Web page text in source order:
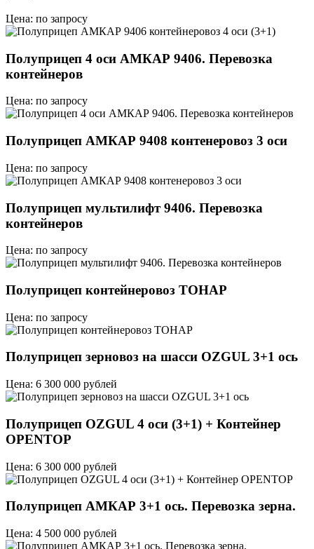
Цена: по запросу
Полуприцеп 4 оси АМКАР 9406. Перевозка
контейнеров
Цена: по запросу
Полуприцеп АМКАР 9408 контенеровоз 3 оси
Цена: по запросу
Полуприцеп мультилифт 9406. Перевозка
контейнеров
Цена: по запросу
Полуприцеп контейнеровоз ТОНАР
Цена: по запросу
Полуприцеп зерновоз на шасси OZGUL 3+1 ось
Цена: 6 300 000 рублей
Полуприцеп OZGUL 4 оси (3+1) + Контейнер
OPENTOP
Цена: 6 300 000 рублей
Полуприцеп АМКАР 3+1 ось. Перевозка зерна.
Цена: 4 500 000 рублей